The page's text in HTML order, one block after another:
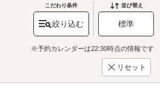
こだわり条件
絞り込む
並び替え
標準
※予約カレンダーは22:30時点の情報です
リセット